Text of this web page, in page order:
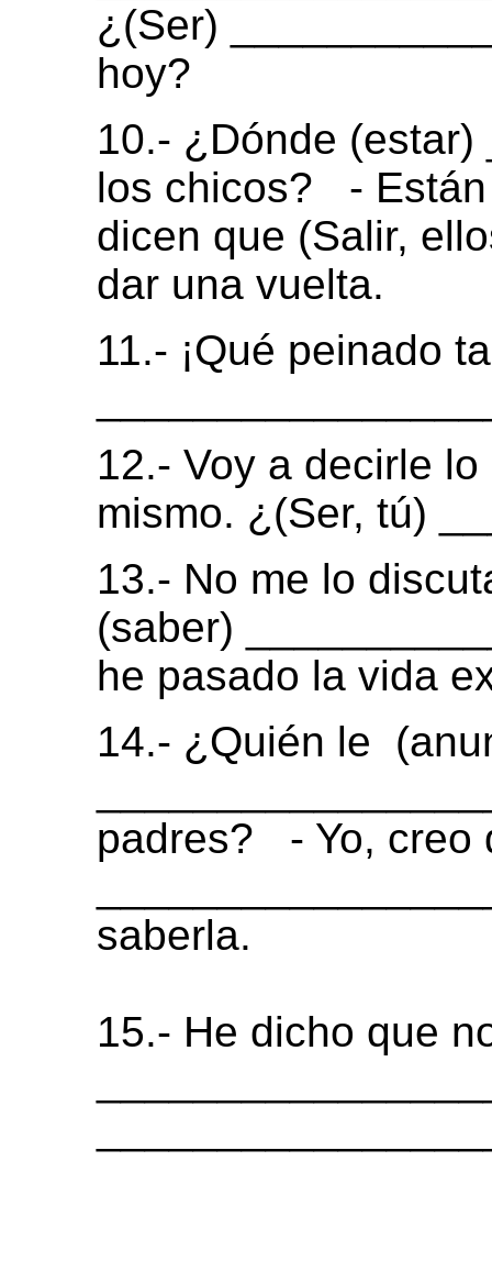
¿(Ser)
hoy?
10.- ¿Dónde
los chicos?
-
dicen que (Salir,
dar una vuelta.
11.- ¡Qué peinado
12.- Voy a decirle
mismo. ¿(Ser, tú)
13.- No me lo
(saber)
he pasado la vida
14.- ¿Quién le
padres?
- Yo, creo
saberla.
15.- He dicho que